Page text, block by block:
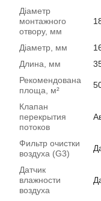
Діаметр
монтажного
отвору, мм
Діаметр, мм
Длина, мм
Рекомендована
площа, м²
Клапан
перекрытия
потоков
Фильтр очистки
воздуха (G3)
Датчик
влажности
воздуха